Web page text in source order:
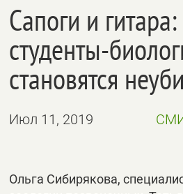
Сапоги и
студенты-
становятся
Июл 11, 2019
Ольга Сибирякова,